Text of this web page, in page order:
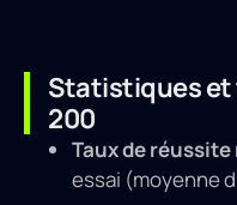
Statistiques et
200
Taux de réussite
essai (moyenne